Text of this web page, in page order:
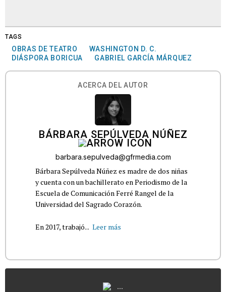
TAGS
OBRAS DE TEATRO
WASHINGTON D. C.
DIÁSPORA BORICUA
GABRIEL GARCÍA MÁRQUEZ
ACERCA DEL AUTOR
BÁRBARA SEPÚLVEDA NÚÑEZ
barbara.sepulveda@gfrmedia.com
Bárbara Sepúlveda Núñez es madre de dos niñas
y cuenta con un bachillerato en Periodismo de la
Escuela de Comunicación Ferré Rangel de la
Universidad del Sagrado Corazón.
En 2017, trabajó... Leer más
...